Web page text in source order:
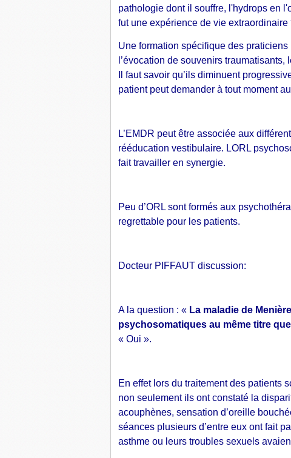
pathologie dont il souffre, l'hydrops en
fut une expérience de vie
Une formation spécifique des praticiens
l’évocation de souvenirs
Il faut savoir qu’ils diminuent
patient peut demander à tout moment
L’EMDR peut être associée aux
rééducation vestibulaire. LORL
fait travailler en synergie.
Peu d’ORL sont formés aux
regrettable pour les patients.
Docteur PIFFAUT discussion:
A la question : « La maladie de
psychosomatiques au même titre
« Oui ».
En effet lors du traitement des patients
non seulement ils ont constaté la
acouphènes, sensation d’oreille
séances plusieurs d’entre eux ont fait
asthme ou leurs troubles sexuels